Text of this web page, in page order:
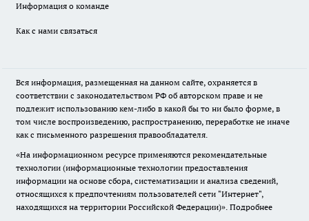
Информация о команде
Как с нами связаться
Вся информация, размещенная на данном сайте, охраняется в
соответствии с законодательством РФ об авторском праве и не
подлежит использованию кем-либо в какой бы то ни было форме, в
том числе воспроизведению, распространению, переработке не иначе
как с письменного разрешения правообладателя.
«На информационном ресурсе применяются рекомендательные
технологии (информационные технологии предоставления
информации на основе сбора, систематизации и анализа сведений,
относящихся к предпочтениям пользователей сети "Интернет",
находящихся на территории Российской Федерации)». Подробнее